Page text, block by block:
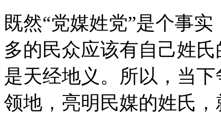
既然“党媒姓党”是个事
多的民众应该有自己姓
是天经地义。所以，当
领地，亮明民媒的姓氏